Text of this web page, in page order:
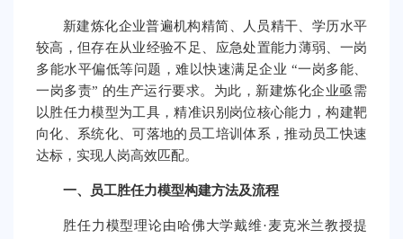
新建炼化企业普遍机构精简、人员精干、学历水平
较高，但存在从业经验不足、应急处置能力薄弱、一岗
多能水平偏低等问题，难以快速满足企业 “一岗多能、
一岗多责” 的生产运行要求。为此，新建炼化企业亟需
以胜任力模型为工具，精准识别岗位核心能力，构建靶
向化、系统化、可落地的员工培训体系，推动员工快速
达标，实现人岗高效匹配。
一、员工胜任力模型构建方法及流程
胜任力模型理论由哈佛大学戴维·麦克米兰教授提